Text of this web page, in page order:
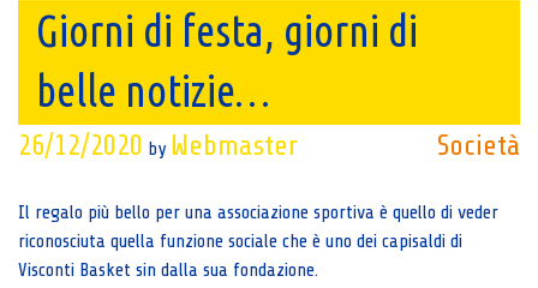
Giorni di festa, giorni di
belle notizie…
Società
26/12/2020 by Webmaster
Il regalo più bello per una associazione sportiva è quello di veder
riconosciuta quella funzione sociale che è uno dei capisaldi di
Visconti Basket sin dalla sua fondazione.